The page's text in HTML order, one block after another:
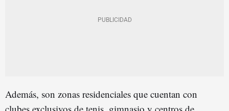
Además, son zonas residenciales que cuentan con